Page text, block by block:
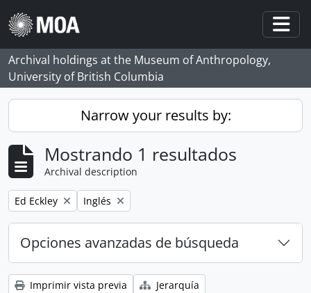
Skip to main content
Archival holdings at the Museum of Anthropology,
University of British Columbia
Narrow your results by:
Mostrando 1 resultados
Archival description
Remove filter:
Ed Eckley Remove filter:
Inglés
Opciones avanzadas de búsqueda
Imprimir vista previa
Jerarquía